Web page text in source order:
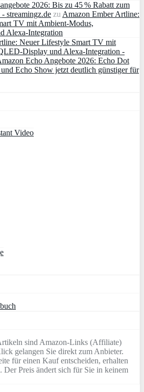
2026: Bis zu 45 % Rabatt zum
- streamingz.de zuAmazon Ember Artline:
TV mit Ambient‑Modus,
Alexa‑Integration
Neuer Lifestyle Smart TV mit
und Alexa‑Integration -
Echo Angebote 2026: Echo Dot
Echo Show jetzt deutlich günstiger für
Video
sind Amazon-Links (Affiliate)
gelangen Sie direkt zum Anbieter.
für einen Kauf entscheiden, erhalten
Preis ändert sich für Sie in keinem